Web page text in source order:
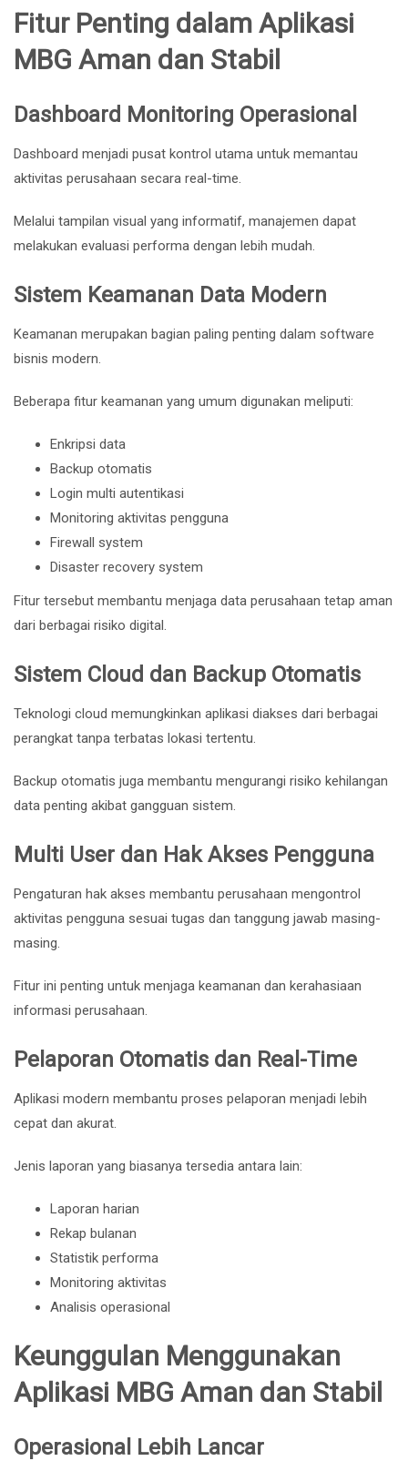
Fitur Penting dalam Aplikasi
MBG Aman dan Stabil
Dashboard Monitoring Operasional
Dashboard menjadi pusat kontrol utama untuk memantau
aktivitas perusahaan secara real-time.
Melalui tampilan visual yang informatif, manajemen dapat
melakukan evaluasi performa dengan lebih mudah.
Sistem Keamanan Data Modern
Keamanan merupakan bagian paling penting dalam software
bisnis modern.
Beberapa fitur keamanan yang umum digunakan meliputi:
Enkripsi data
Backup otomatis
Login multi autentikasi
Monitoring aktivitas pengguna
Firewall system
Disaster recovery system
Fitur tersebut membantu menjaga data perusahaan tetap aman
dari berbagai risiko digital.
Sistem Cloud dan Backup Otomatis
Teknologi cloud memungkinkan aplikasi diakses dari berbagai
perangkat tanpa terbatas lokasi tertentu.
Backup otomatis juga membantu mengurangi risiko kehilangan
data penting akibat gangguan sistem.
Multi User dan Hak Akses Pengguna
Pengaturan hak akses membantu perusahaan mengontrol
aktivitas pengguna sesuai tugas dan tanggung jawab masing-
masing.
Fitur ini penting untuk menjaga keamanan dan kerahasiaan
informasi perusahaan.
Pelaporan Otomatis dan Real-Time
Aplikasi modern membantu proses pelaporan menjadi lebih
cepat dan akurat.
Jenis laporan yang biasanya tersedia antara lain:
Laporan harian
Rekap bulanan
Statistik performa
Monitoring aktivitas
Analisis operasional
Keunggulan Menggunakan
Aplikasi MBG Aman dan Stabil
Operasional Lebih Lancar